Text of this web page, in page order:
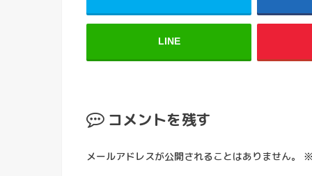
LINE
コメントを残す
メールアドレスが公開されることはありません。